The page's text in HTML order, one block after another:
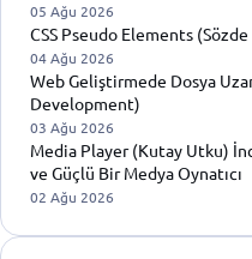
05 Ağu 2026
CSS Pseudo Elements
04 Ağu 2026
Web Geliştirmede Dosya
Development)
03 Ağu 2026
Media Player (Kutay Utku)
ve Güçlü Bir Medya Oynatıcı
02 Ağu 2026